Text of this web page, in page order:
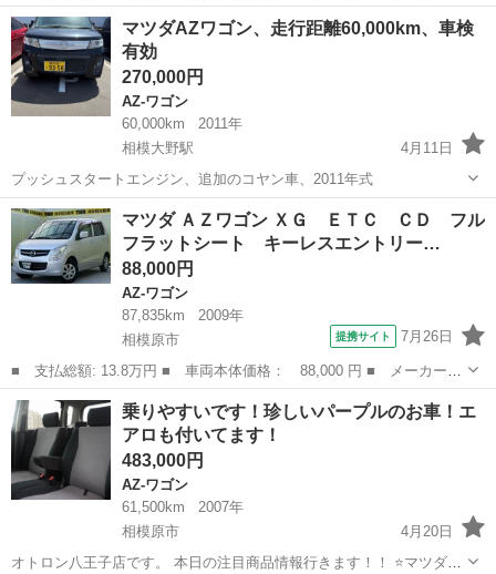
名： マツダ ■ 車種名： ＡＺワゴン ■ グレード名： ＸＧ Ｅ
ＴＣ ＣＤ フルフラットシート キーレスエントリー 運転席エア
バック 助手席...
神奈川 相模原市 AZ-ワゴン
マツダAZワゴン、走行距離60,000km、車検
有効
270,000円
AZ-ワゴン
60,000km
2011年
相模大野駅
4月11日
プッシュスタートエンジン、追加のコヤン車、2011年式
神奈川 相模原市 相模大野駅
マツダ ＡＺワゴン ＸＧ ＥＴＣ ＣＤ フル
フラットシート キーレスエントリー…
88,000円
AZ-ワゴン
87,835km
2009年
相模原市
提携サイト 7月26日
■ 支払総額: 13.8万円 ■ 車両本体価格： 88,000 円 ■ メーカー
名： マツダ ■ 車種名： ＡＺワゴン ■ グレード名： ＸＧ Ｅ
ＴＣ ＣＤ フルフラットシート キーレスエントリー 運転席エア
バック 助手席...
神奈川 相模原市 AZ-ワゴン
乗りやすいです！珍しいパープルのお車！エ
アロも付いてます！
483,000円
AZ-ワゴン
61,500km
2007年
相模原市
4月20日
オトロン八王子店です。 本日の注目商品情報行きます！！ ⭐️マツダ